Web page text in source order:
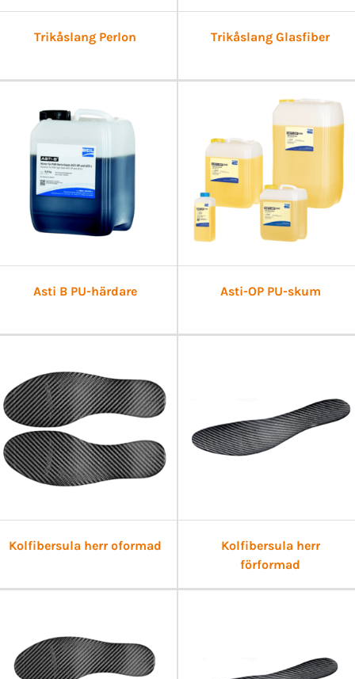
Trikåslang Perlon Trikåslang Glasfiber
Asti B PU-härdare Asti-OP PU-skum
Kolfibersula herr oformad
Kolfibersula herr
förformad